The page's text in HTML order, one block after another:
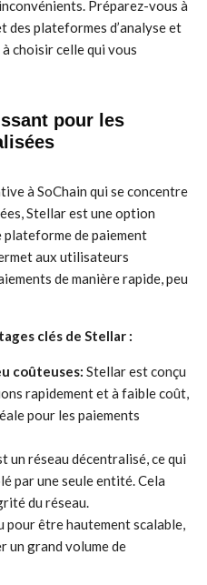
Préparez-vous à
des plateformes d’analyse et
choisir celle qui vous
pour les
à SoChain qui se concentre
Stellar est une option
de paiement
aux utilisateurs
de manière rapide, peu
clés de Stellar :
coûteuses: Stellar est conçu
rapidement et à faible coût,
pour les paiements
un réseau décentralisé, ce qui
par une seule entité. Cela
du réseau.
pour être hautement scalable,
un grand volume de